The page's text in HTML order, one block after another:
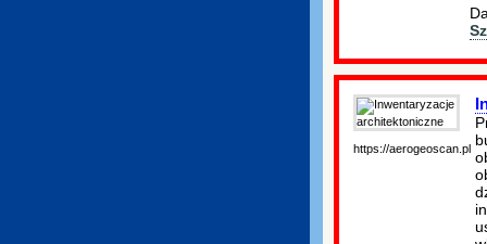
https://aerogeoscan.pl